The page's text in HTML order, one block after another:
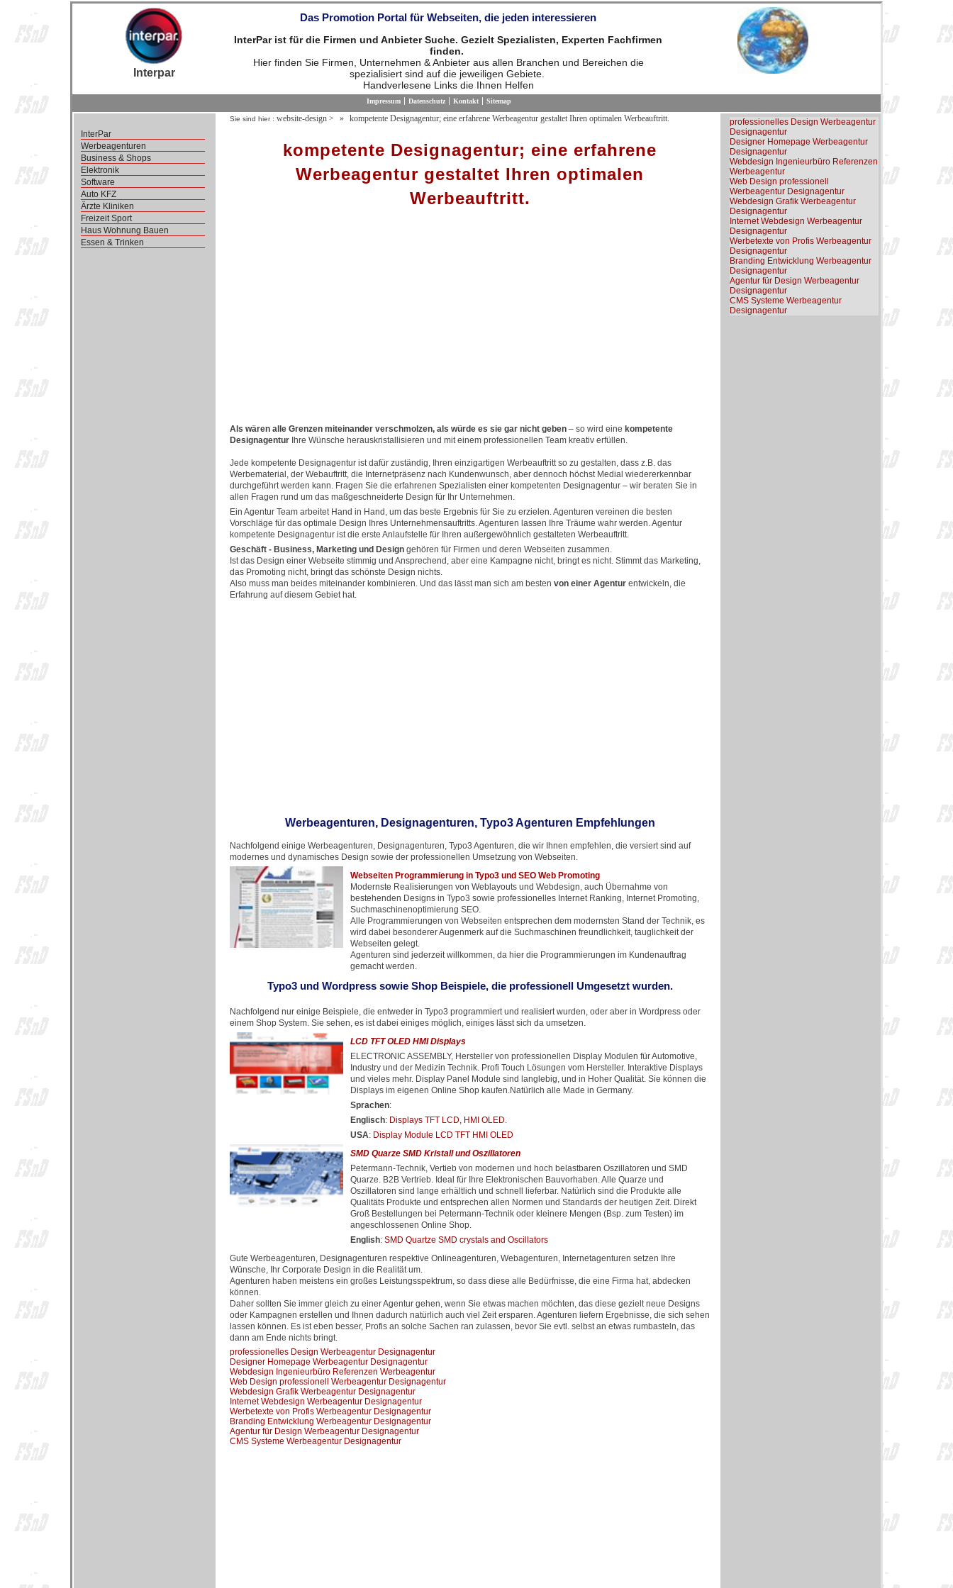
Interpar
Das Promotion Portal für Webseiten, die jeden interessieren
InterPar ist für die Firmen und Anbieter Suche. Gezielt Spezialisten, Experten Fachfirmen
finden.
Hier finden Sie Firmen, Unternehmen & Anbieter aus allen Branchen und Bereichen die
spezialisiert sind auf die jeweiligen Gebiete.
Handverlesene Links die Ihnen Helfen
Impressum Datenschutz Kontakt Sitemap
InterPar
Werbeagenturen
Business & Shops
Elektronik
Software
Auto KFZ
Ärzte Kliniken
Freizeit Sport
Haus Wohnung Bauen
Essen & Trinken
Sie sind hier : website-design > kompetente Designagentur; eine erfahrene Werbeagentur gestaltet Ihren optimalen Werbeauftritt.
kompetente Designagentur; eine erfahrene
Werbeagentur gestaltet Ihren optimalen
Werbeauftritt.
Als wären alle Grenzen miteinander verschmolzen, als würde es sie gar nicht geben – so wird eine kompetente
Designagentur Ihre Wünsche herauskristallisieren und mit einem professionellen Team kreativ erfüllen.
Jede kompetente Designagentur ist dafür zuständig, Ihren einzigartigen Werbeauftritt so zu gestalten, dass z.B. das
Werbematerial, der Webauftritt, die Internetpräsenz nach Kundenwunsch, aber dennoch höchst Medial wiedererkennbar
durchgeführt werden kann. Fragen Sie die erfahrenen Spezialisten einer kompetenten Designagentur – wir beraten Sie in
allen Fragen rund um das maßgeschneiderte Design für Ihr Unternehmen.
Ein Agentur Team arbeitet Hand in Hand, um das beste Ergebnis für Sie zu erzielen. Agenturen vereinen die besten
Vorschläge für das optimale Design Ihres Unternehmensauftritts. Agenturen lassen Ihre Träume wahr werden. Agentur
kompetente Designagentur ist die erste Anlaufstelle für Ihren außergewöhnlich gestalteten Werbeauftritt.
Geschäft - Business, Marketing und Design gehören für Firmen und deren Webseiten zusammen.
Ist das Design einer Webseite stimmig und Ansprechend, aber eine Kampagne nicht, bringt es nicht. Stimmt das Marketing,
das Promoting nicht, bringt das schönste Design nichts.
Also muss man beides miteinander kombinieren. Und das lässt man sich am besten von einer Agentur entwickeln, die
Erfahrung auf diesem Gebiet hat.
Werbeagenturen, Designagenturen, Typo3 Agenturen Empfehlungen
Nachfolgend einige Werbeagenturen, Designagenturen, Typo3 Agenturen, die wir Ihnen empfehlen, die versiert sind auf
modernes und dynamisches Design sowie der professionellen Umsetzung von Webseiten.
Webseiten Programmierung in Typo3 und SEO Web Promoting
Modernste Realisierungen von Weblayouts und Webdesign, auch Übernahme von
bestehenden Designs in Typo3 sowie professionelles Internet Ranking, Internet Promoting,
Suchmaschinenoptimierung SEO.
Alle Programmierungen von Webseiten entsprechen dem modernsten Stand der Technik, es
wird dabei besonderer Augenmerk auf die Suchmaschinen freundlichkeit, tauglichkeit der
Webseiten gelegt.
Agenturen sind jederzeit willkommen, da hier die Programmierungen im Kundenauftrag
gemacht werden.
Typo3 und Wordpress sowie Shop Beispiele, die professionell Umgesetzt wurden.
Nachfolgend nur einige Beispiele, die entweder in Typo3 programmiert und realisiert wurden, oder aber in Wordpress oder
einem Shop System. Sie sehen, es ist dabei einiges möglich, einiges lässt sich da umsetzen.
LCD TFT OLED HMI Displays
ELECTRONIC ASSEMBLY, Hersteller von professionellen Display Modulen für Automotive,
Industry und der Medizin Technik. Profi Touch Lösungen vom Hersteller. Interaktive Displays
und vieles mehr. Display Panel Module sind langlebig, und in Hoher Qualität. Sie können die
Displays im eigenen Online Shop kaufen.Natürlich alle Made in Germany.
Sprachen:
Englisch: Displays TFT LCD, HMI OLED.
USA: Display Module LCD TFT HMI OLED
SMD Quarze SMD Kristall und Oszillatoren
Petermann-Technik, Vertieb von modernen und hoch belastbaren Oszillatoren und SMD
Quarze. B2B Vertrieb. Ideal für Ihre Elektronischen Bauvorhaben. Alle Quarze und
Oszillatoren sind lange erhältlich und schnell lieferbar. Natürlich sind die Produkte alle
Qualitäts Produkte und entsprechen allen Normen und Standards der heutigen Zeit. Direkt
Groß Bestellungen bei Petermann-Technik oder kleinere Mengen (Bsp. zum Testen) im
angeschlossenen Online Shop.
English: SMD Quartze SMD crystals and Oscillators
Gute Werbeagenturen, Designagenturen respektive Onlineagenturen, Webagenturen, Internetagenturen setzen Ihre
Wünsche, Ihr Corporate Design in die Realität um.
Agenturen haben meistens ein großes Leistungsspektrum, so dass diese alle Bedürfnisse, die eine Firma hat, abdecken
können.
Daher sollten Sie immer gleich zu einer Agentur gehen, wenn Sie etwas machen möchten, das diese gezielt neue Designs
oder Kampagnen erstellen und Ihnen dadurch natürlich auch viel Zeit ersparen. Agenturen liefern Ergebnisse, die sich sehen
lassen können. Es ist eben besser, Profis an solche Sachen ran zulassen, bevor Sie evtl. selbst an etwas rumbasteln, das
dann am Ende nichts bringt.
professionelles Design Werbeagentur Designagentur
Designer Homepage Werbeagentur Designagentur
Webdesign Ingenieurbüro Referenzen Werbeagentur
Web Design professionell Werbeagentur Designagentur
Webdesign Grafik Werbeagentur Designagentur
Internet Webdesign Werbeagentur Designagentur
Werbetexte von Profis Werbeagentur Designagentur
Branding Entwicklung Werbeagentur Designagentur
Agentur für Design Werbeagentur Designagentur
CMS Systeme Werbeagentur Designagentur
professionelles Design Werbeagentur
Designagentur
Designer Homepage Werbeagentur
Designagentur
Webdesign Ingenieurbüro Referenzen
Werbeagentur
Web Design professionell
Werbeagentur Designagentur
Webdesign Grafik Werbeagentur
Designagentur
Internet Webdesign Werbeagentur
Designagentur
Werbetexte von Profis Werbeagentur
Designagentur
Branding Entwicklung Werbeagentur
Designagentur
Agentur für Design Werbeagentur
Designagentur
CMS Systeme Werbeagentur
Designagentur